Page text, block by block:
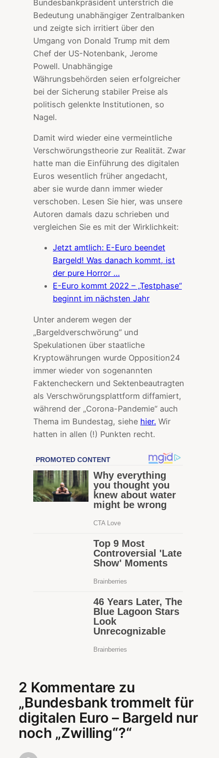
Bundesbankpräsident unterstrich die
Bedeutung unabhängiger Zentralbanken
und zeigte sich irritiert über den
Umgang von Donald Trump mit dem
Chef der US-Notenbank, Jerome
Powell. Unabhängige
Währungsbehörden seien erfolgreicher
bei der Sicherung stabiler Preise als
politisch gelenkte Institutionen, so
Nagel.
Damit wird wieder eine vermeintliche
Verschwörungstheorie zur Realität. Zwar
hatte man die Einführung des digitalen
Euros wesentlich früher angedacht,
aber sie wurde dann immer wieder
verschoben. Lesen Sie hier, was unsere
Autoren damals dazu schrieben und
vergleichen Sie es mit der Wirklichkeit:
Jetzt amtlich: E-Euro beendet
Bargeld! Was danach kommt, ist
der pure Horror …
E-Euro kommt 2022 – „Testphase“
beginnt im nächsten Jahr
Unter anderem wegen der
„Bargeldverschwörung“ und
Spekulationen über staatliche
Kryptowährungen wurde Opposition24
immer wieder von sogenannten
Faktencheckern und Sektenbeautragten
als Verschwörungsplattform diffamiert,
während der „Corona-Pandemie“ auch
Thema im Bundestag, siehe hier. Wir
hatten in allen (!) Punkten recht.
2 Kommentare zu
„Bundesbank trommelt für
digitalen Euro – Bargeld nur
noch „Zwilling“?“